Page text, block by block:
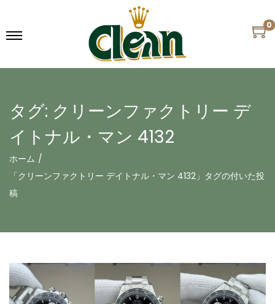
0
タグ: クリーンファクトリー デ
イトナル・マン 4132
ホーム /
「クリーンファクトリー デイトナル・マン 4132」タグの付いた投
稿